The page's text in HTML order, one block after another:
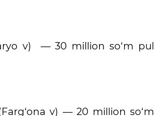
v) — 30 million so‘m pul
v) — 20 million so‘m